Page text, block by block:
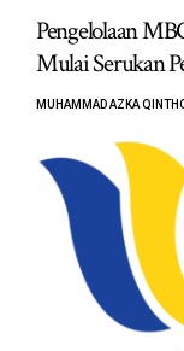
Pengelolaan
Mulai Serukan
MUHAMMAD AZKA